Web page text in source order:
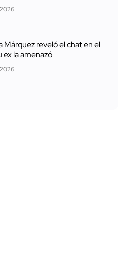
Márquez reveló el chat en el
ex la amenazó